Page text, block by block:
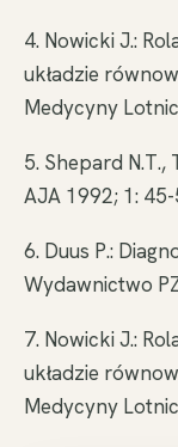
4. Nowicki J.:
układzie
Medycyny
5. Shepard N.T.,
AJA 1992; 1:
6. Duus P.:
Wydawnictwo
7. Nowicki J.:
układzie
Medycyny